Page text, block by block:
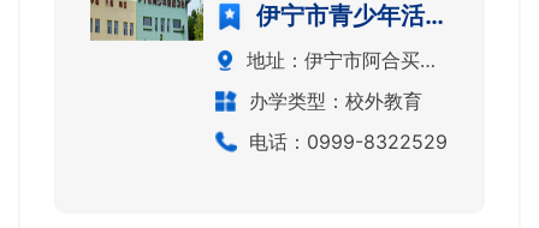
伊宁市青少年活动中心
地址：伊宁市阿合买提江街79号
办学类型：校外教育
电话：0999-8322529